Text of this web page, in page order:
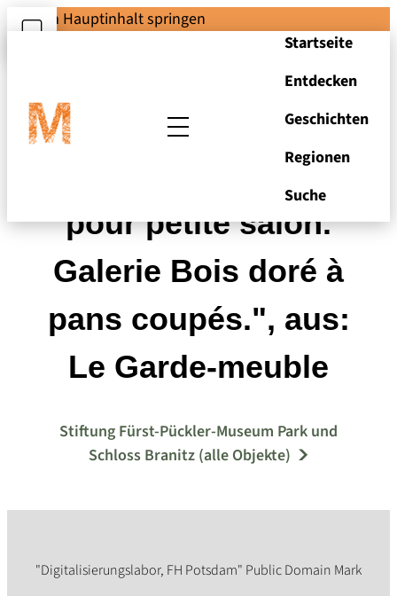
Zum Hauptinhalt springen
Startseite
Entdecken
Geschichten
Regionen
Suche
"Decor de croisée
pour petite salon.
Galerie Bois doré à
pans coupés.", aus:
Le Garde-meuble
Stiftung Fürst-Pückler-Museum Park und
Schloss Branitz (alle Objekte)